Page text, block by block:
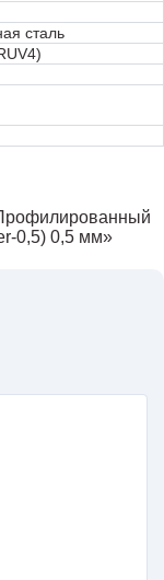
сталь
0,5) 0,5 мм»